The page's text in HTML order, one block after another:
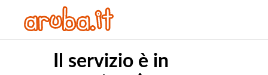
Il servizio è in